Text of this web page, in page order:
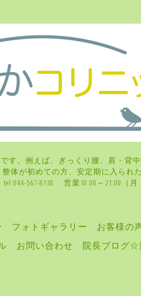
。例えば、ぎっくり腰、肩・背
整体が初めての方、安定期に
567-8138 営業10:00～21:00（月
フォトギャラリー お客様の
お問い合わせ 院長ブログ☆